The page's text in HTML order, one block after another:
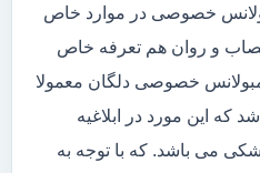
خصوصی در موارد خاص
و روان هم تعرفه خاص
خصوصی دلگان معمولا
که این مورد در ابلاغیه
می باشد. که با توجه به